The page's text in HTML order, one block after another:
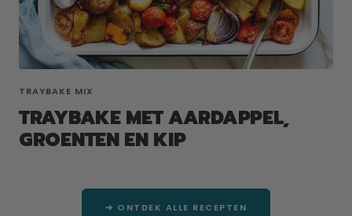
TRAYBAKE MIX
TRAYBAKE MET AARDAPPEL,
GROENTEN EN KIP
➔ ONTDEK ALLE RECEPTEN